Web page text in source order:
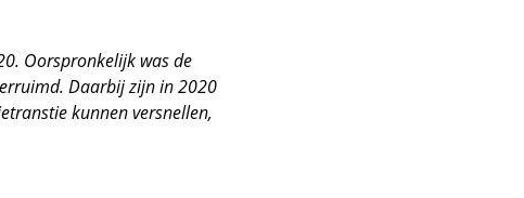
Oorspronkelijk was de
Daarbij zijn in 2020
kunnen versnellen,